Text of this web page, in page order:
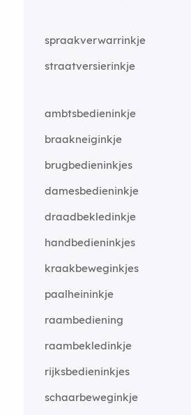
spraakverwarrinkje
straatversierinkje
ambtsbedieninkje
braakneiginkje
brugbedieninkjes
damesbedieninkje
draadbekledinkje
handbedieninkjes
kraakbeweginkjes
paalheininkje
raambediening
raambekledinkje
rijksbedieninkjes
schaarbeweginkje